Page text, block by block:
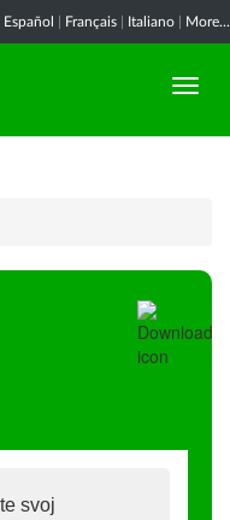
Español Français Italiano More...
svoj